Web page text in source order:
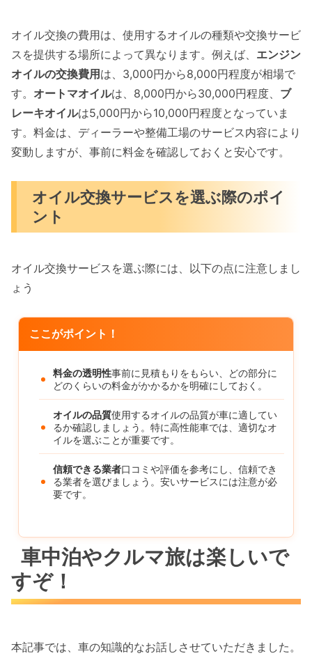
オイル交換の費用は、使用するオイルの種類や交換サービ
スを提供する場所によって異なります。例えば、 エンジン
オイルの交換費用は、3,000円から8,000円程度が相場で
す。 オートマオイルは、8,000円から30,000円程度、 ブ
レーキオイルは5,000円から10,000円程度となっていま
す。料金は、ディーラーや整備工場のサービス内容により
変動しますが、事前に料金を確認しておくと安心です。
オイル交換サービスを選ぶ際のポイ
ント
オイル交換サービスを選ぶ際には、以下の点に注意しまし
ょう
ここがポイント！
料金の透明性事前に見積もりをもらい、どの部分に
どのくらいの料金がかかるかを明確にしておく。
オイルの品質使用するオイルの品質が車に適してい
るか確認しましょう。特に高性能車では、適切なオ
イルを選ぶことが重要です。
信頼できる業者口コミや評価を参考にし、信頼でき
る業者を選びましょう。安いサービスには注意が必
要です。
車中泊やクルマ旅は楽しいで
すぞ！
本記事では、車の知識的なお話しさせていただきました。